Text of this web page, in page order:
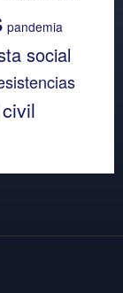
pandemia
social